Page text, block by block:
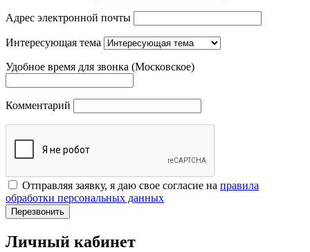
Адрес электронной почты
Интересующая тема
Удобное время для звонка (Московское)
Комментарий
Отправляя заявку, я даю свое согласие на правила
обработки персональных данных
Перезвонить
Личный кабинет